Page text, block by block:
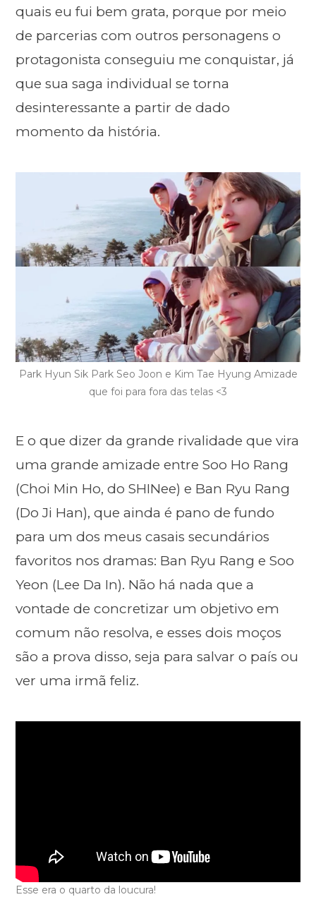
quais eu fui bem grata, porque por meio
de parcerias com outros personagens o
protagonista conseguiu me conquistar, já
que sua saga individual se torna
desinteressante a partir de dado
momento da história.
Park Hyun Sik Park Seo Joon e Kim Tae Hyung Amizade
que foi para fora das telas <3
E o que dizer da grande rivalidade que vira
uma grande amizade entre Soo Ho Rang
(Choi Min Ho, do SHINee) e Ban Ryu Rang
(Do Ji Han), que ainda é pano de fundo
para um dos meus casais secundários
favoritos nos dramas: Ban Ryu Rang e Soo
Yeon (Lee Da In). Não há nada que a
vontade de concretizar um objetivo em
comum não resolva, e esses dois moços
são a prova disso, seja para salvar o país ou
ver uma irmã feliz.
Esse era o quarto da loucura!